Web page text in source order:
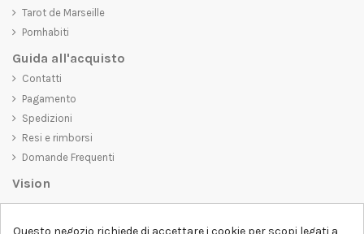
Tarot de Marseille
Pornhabiti
Guida all'acquisto
Contatti
Pagamento
Spedizioni
Resi e rimborsi
Domande Frequenti
Vision
belli da vedere, ma che trasmettano anche un messaggio importante.
Questo negozio richiede di accettare i cookie per scopi legati a